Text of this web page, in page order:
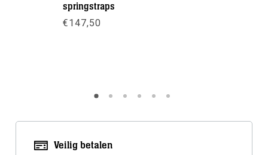
springstraps
€147,50
Veilig betalen